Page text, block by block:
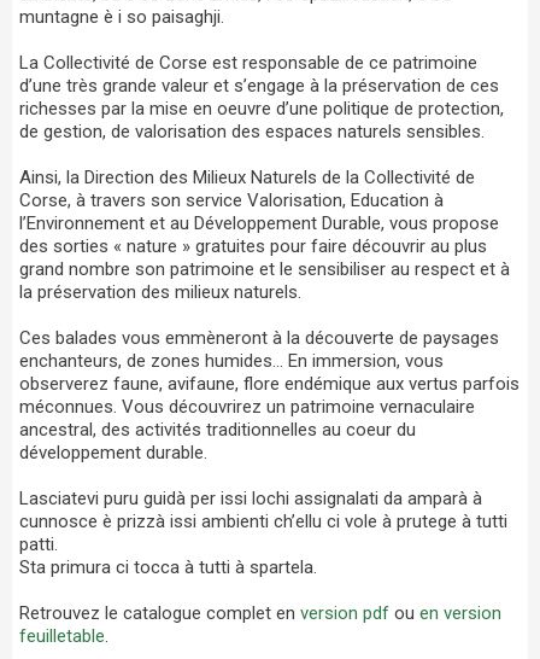
muntagne è i so paisaghji.
La Collectivité de Corse est responsable de ce patrimoine
d’une très grande valeur et s’engage à la préservation de ces
richesses par la mise en oeuvre d’une politique de protection,
de gestion, de valorisation des espaces naturels sensibles.
Ainsi, la Direction des Milieux Naturels de la Collectivité de
Corse, à travers son service Valorisation, Education à
l’Environnement et au Développement Durable, vous propose
des sorties « nature » gratuites pour faire découvrir au plus
grand nombre son patrimoine et le sensibiliser au respect et à
la préservation des milieux naturels.
Ces balades vous emmèneront à la découverte de paysages
enchanteurs, de zones humides… En immersion, vous
observerez faune, avifaune, flore endémique aux vertus parfois
méconnues. Vous découvrirez un patrimoine vernaculaire
ancestral, des activités traditionnelles au coeur du
développement durable.
Lasciatevi puru guidà per issi lochi assignalati da amparà à
cunnosce è prizzà issi ambienti ch’ellu ci vole à prutege à tutti
patti.
Sta primura ci tocca à tutti à spartela.
Retrouvez le catalogue complet en version pdf ou en version
feuilletable.